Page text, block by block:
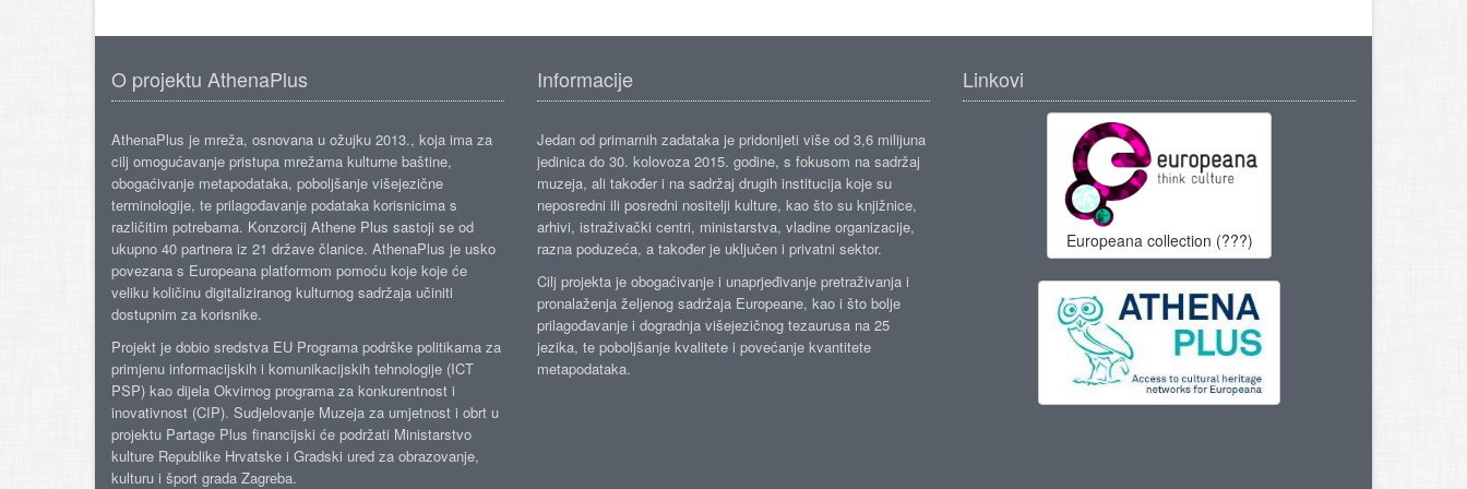
O projektu AthenaPlus
AthenaPlus je mreža, osnovana u ožujku 2013., koja ima za
cilj omogućavanje pristupa mrežama kulturne baštine,
obogaćivanje metapodataka, poboljšanje višejezične
terminologije, te prilagođavanje podataka korisnicima s
različitim potrebama. Konzorcij Athene Plus sastoji se od
ukupno 40 partnera iz 21 države članice. AthenaPlus je usko
povezana s Europeana platformom pomoću koje koje će
veliku količinu digitaliziranog kulturnog sadržaja učiniti
dostupnim za korisnike.
Projekt je dobio sredstva EU Programa podrške politikama za
primjenu informacijskih i komunikacijskih tehnologije (ICT
PSP) kao dijela Okvirnog programa za konkurentnost i
inovativnost (CIP). Sudjelovanje Muzeja za umjetnost i obrt u
projektu Partage Plus financijski će podržati Ministarstvo
kulture Republike Hrvatske i Gradski ured za obrazovanje,
kulturu i šport grada Zagreba.
Informacije
Jedan od primarnih zadataka je pridonijeti više od 3,6 milijuna
jedinica do 30. kolovoza 2015. godine, s fokusom na sadržaj
muzeja, ali također i na sadržaj drugih institucija koje su
neposredni ili posredni nositelji kulture, kao što su knjižnice,
arhivi, istraživački centri, ministarstva, vladine organizacije,
razna poduzeća, a također je uključen i privatni sektor.
Cilj projekta je obogaćivanje i unaprjeđivanje pretraživanja i
pronalaženja željenog sadržaja Europeane, kao i što bolje
prilagođavanje i dogradnja višejezičnog tezaurusa na 25
jezika, te poboljšanje kvalitete i povećanje kvantitete
metapodataka.
Linkovi
Europeana collection (???)